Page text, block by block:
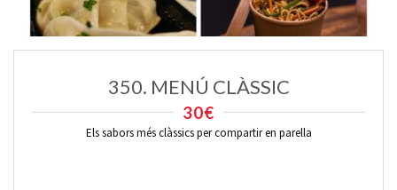
350. MENÚ CLÀSSIC
30€
Els sabors més clàssics per compartir en parella